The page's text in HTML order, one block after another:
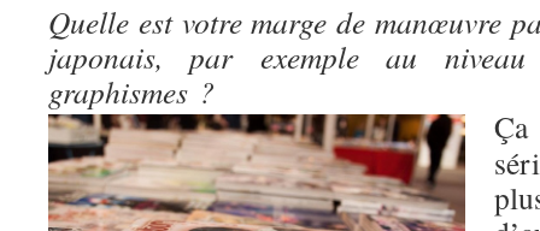
Quelle est votre marge de manœuvre
japonais, par exemple au
graphismes ?